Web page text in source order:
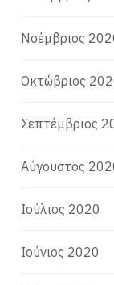
Νοέμβριος
Οκτώβριος
Σεπτέμβριος
Αύγουστος
Ιούλιος 2020
Ιούνιος 2020